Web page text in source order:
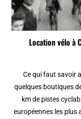
Location vélo à
Ce qui faut savoir
quelques boutiques
km de pistes
européennes les plus